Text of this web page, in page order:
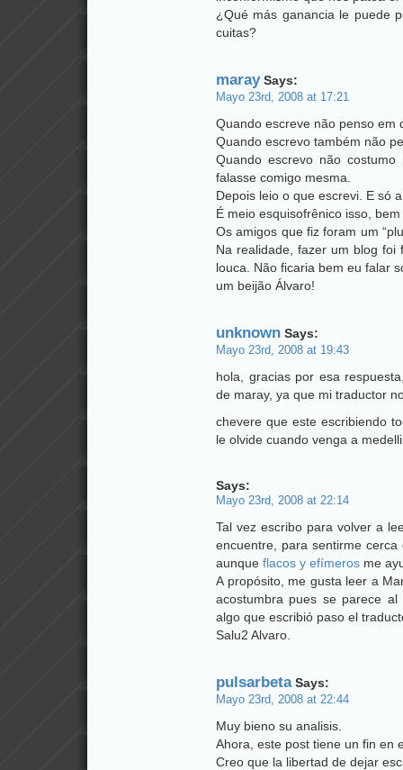
¿Qué más ganancia le puede
cuitas?
maraySays:
Mayo 23rd, 2008 at 17:21
Quando escreve não penso em
Quando escrevo também não
Quando escrevo não
falasse comigo mesma.
Depois leio o que escrevi. E só
É meio esquisofrênico isso, bem
Os amigos que fiz foram um
Na realidade, fazer um blog
louca. Não ficaria bem eu falar
um beijão Álvaro!
unknown Says:
Mayo 23rd, 2008 at 19:43
hola, gracias por esa
de maray, ya que mi traductor
chevere que este escribiendo
le olvide cuando venga a
Says:
Mayo 23rd, 2008 at 22:14
Tal vez escribo para volver a
encuentre, para sentirme
aunque flacos y efímeros me
A propósito, me gusta leer a
acostumbra pues se parece
algo que escribió paso el
Salu2 Alvaro.
pulsarbetaSays:
Mayo 23rd, 2008 at 22:44
Muy bieno su analisis.
Ahora, este post tiene un fin en
Creo que la libertad de dejar